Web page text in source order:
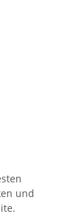
und